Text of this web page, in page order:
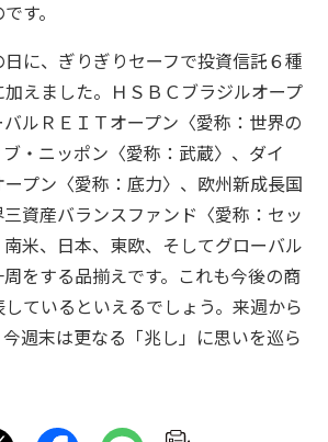
す。
に、ぎりぎりセーフで投資信託６種
えました。ＨＳＢＣブラジルオープ
ルＲＥＩＴオープン〈愛称：世界の
・ニッポン〈愛称：武蔵〉、ダイ
プン〈愛称：底力〉、欧州新成長国
資産バランスファンド〈愛称：セッ
米、日本、東欧、そしてグローバル
をする品揃えです。これも今後の商
ているといえるでしょう。来週から
週末は更なる「兆し」に思いを巡ら